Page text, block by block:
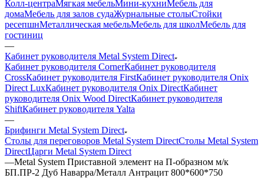
Колл-центраМягкая мебельМини-кухниМебель для
домаМебель для залов судаЖурнальные столыСтойки
ресепшнМеталлическая мебельМебель для школМебель для
гостиниц
—
Кабинет руководителя Metal System Direct
Кабинет руководителя CornerКабинет руководителя
CrossКабинет руководителя FirstКабинет руководителя Onix
Direct LuxКабинет руководителя Onix DirectКабинет
руководителя Onix Wood DirectКабинет руководителя
ShiftКабинет руководителя Yalta
—
Брифинги Metal System Direct
Столы для переговоров Metal System DirectСтолы Metal System
DirectЦарги Metal System Direct
—Metal System Приставной элемент на П-образном м/к
БП.ПР-2 Дуб Наварра/Металл Антрацит 800*600*750